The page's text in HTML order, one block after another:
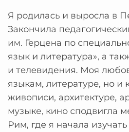
Я родилась и выросла в
Закончила
им. Герцена по
язык и литература», а
и телевидения. Моя
языкам, литературе, но и
живописи, архитектуре,
музыке, кино сподвигла
Рим, где я начала